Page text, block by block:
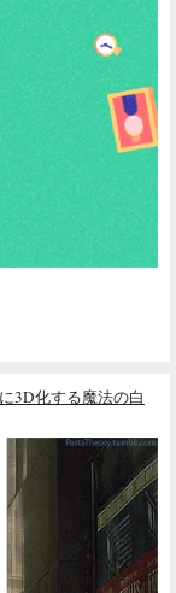
3D化する魔法の白